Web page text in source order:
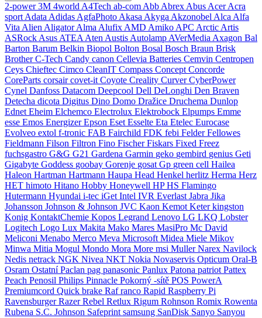
2-power3M 4world A4Tech ab-com Abb Abrex Abus AcerAcra
sport Adata Adidas AgfaPhoto Akasa Akyga Akzonobel Alca Alfa
Vita Alien AligatorAlma Alufix AMD Amiko APC Arctic Artis
ASRock Asus ATEA Aten Austis Autolamp AVerMedia Axagon Bal
Barton Barum Belkin Biopol Bolton Bosal Bosch Braun Brisk
BrotherC-Tech Candy canon Cellevia Batteries Cemvin Centropen
Ceys Chieftec Cimco CleanIT Compass Concept Concorde
CoreParts corsaircovet-it Coyote Creality CurverCyberPower
Cynel Danfoss Datacom Deepcool Dell DeLonghi Den Braven
Detecha dicota Digitus Dino Domo Dražice Druchema Dunlop
Ednet Eheim Elchemco Electrolux Elektrobock Elpumps Emme
esse Emos EnergizerEpson Eset Esselte Eta Etelec Eurocase
Evolveo extol f-tronic FAB Fairchild FDK febi FelderFellowes
Fieldmann Filson Filtron Fino FischerFiskars Fixed Freez
fuchsgastro G&G G21 Gardena Garmin geko gembird genius Geti
Gigabyte Goddess goobay Gorenje gosat Gp green cell Hailea
Haleon Hartman Hartmann Haupa Head Henkel herlitz Herma Herz
HET himoto Hitano Hobby Honeywell HPHS Flamingo
Hutermann Hyundai i-tec iGet Intel IVR Everlast Jabra Jika
Johansson Johnson & Johnson JVC Kaon Kemot Keterkingston
Konig KontaktChemie Kopos Legrand Lenovo LG LKQ Lobster
Logitech Logo Lux Makita Mako Mares MasiPro Mc David
Meliconi Menabo Merco Meva Microsoft Midea Miele Mikov
Minwa Mitia Mogul Mondo Mora More msi MullerNarex Navilock
Nedis netrack NGK Nivea NKT Nokia Novaservis Opticum Oral-B
Osram OstatníPaclan pag panasonic Panlux Patona patriot Pattex
Peach Penosil Philips Pinnacle Pokorný -sítě POS PowerA
Premiumcord Quick brake Rafranco Rapid Raspberry Pi
RavensburgerRazerRebel Retlux Rigum Rohnson Romix Rowenta
Rubena S.C. Johnson Safeprint samsung SanDisk Sanyo Sanyou